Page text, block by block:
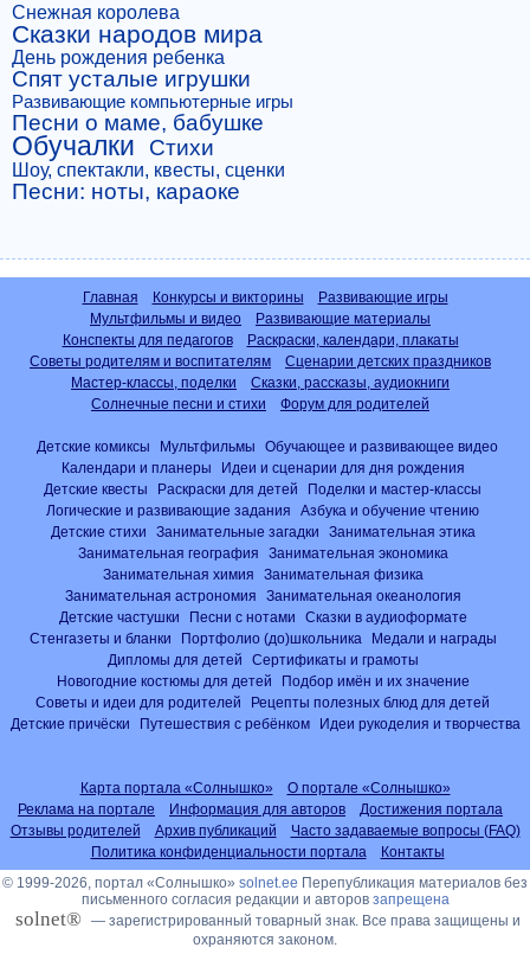
Снежная королева
Сказки народов мира
День рождения ребенка
Спят усталые игрушки
Развивающие компьютерные игры
Песни о маме, бабушке
Обучалки Стихи
Шоу, спектакли, квесты, сценки
Песни: ноты, караоке
Главная Конкурсы и викторины
Развивающие игры
Мультфильмы и видео
Развивающие материалы
Конспекты для педагогов
Раскраски, календари, плакаты
Советы родителям и воспитателям
Сценарии детских праздников
Мастер-классы, поделки
Сказки, рассказы, аудиокниги
Солнечные песни и стихи
Форум для родителей
Детские комиксы Мультфильмы
Обучающее и развивающее видео
Календари и планеры
Идеи и сценарии для дня рождения
Детские квесты
Раскраски для детей
Поделки и мастер-классы
Логические и развивающие задания
Азбука и обучение чтению
Детские стихи
Занимательные загадки
Занимательная этика
Занимательная география
Занимательная экономика
Занимательная химия
Занимательная физика
Занимательная астрономия
Занимательная океанология
Детские частушки
Песни с нотами
Сказки в аудиоформате
Стенгазеты и бланки
Портфолио (до)школьника
Медали и награды
Дипломы для детей
Сертификаты и грамоты
Новогодние костюмы для детей
Подбор имён и их значение
Советы и идеи для родителей
Рецепты полезных блюд для детей
Детские причёски
Путешествия с ребёнком Идеи рукоделия и творчества
Карта портала «Солнышко»
О портале «Солнышко»
Реклама на портале
Информация для авторов
Достижения портала
Отзывы родителей
Архив публикаций
Часто задаваемые вопросы (FAQ)
Политика конфиденциальности портала
Контакты
© 1999-2026, портал «Солнышко» solnet.ee Перепубликация материалов без
письменного согласия редакции и авторов запрещена
solnet® — зарегистрированный товарный знак. Все права защищены и
охраняются законом.